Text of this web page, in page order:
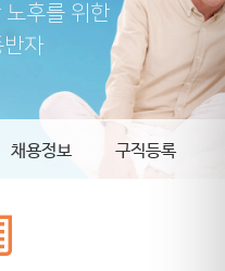
노후를 위한
자
채용정보 구직등록